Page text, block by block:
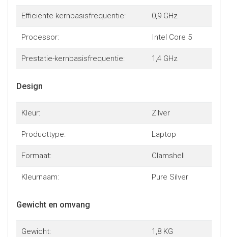
Efficiënte kernbasisfrequentie: 0,9 GHz
Processor: Intel Core 5
Prestatie-kernbasisfrequentie: 1,4 GHz
Design
Kleur: Zilver
Producttype: Laptop
Formaat: Clamshell
Kleurnaam: Pure Silver
Gewicht en omvang
Gewicht: 1,8 KG